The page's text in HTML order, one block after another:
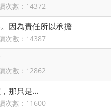
次數：14372
因為責任所以承擔
次數：14387
次數：12862
那只是...
次數：11600